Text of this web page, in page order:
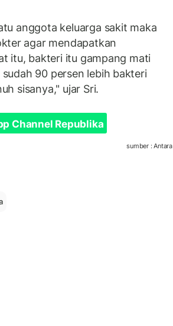
anggota keluarga sakit maka
agar mendapatkan
itu, bakteri itu gampang mati
90 persen lebih bakteri
sisanya," ujar Sri.
Channel Republika
sumber : Antara